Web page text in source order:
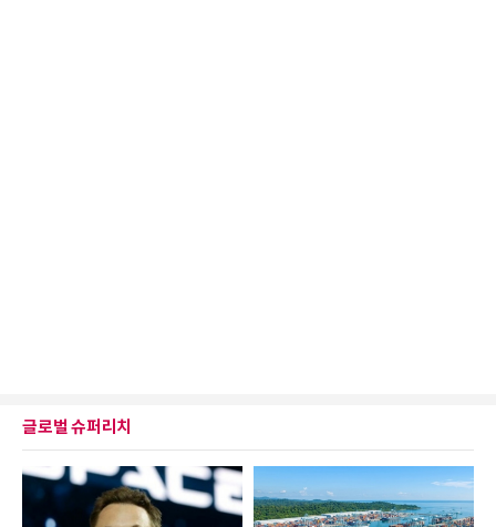
글로벌 슈퍼리치